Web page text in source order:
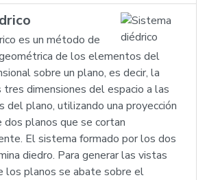
es un método de
de los elementos del
sobre un plano, es decir, la
tres dimensiones del espacio a las
del plano, utilizando una proyección
planos que se cortan
El sistema formado por los dos
diedro. Para generar las vistas
los planos se abate sobre el